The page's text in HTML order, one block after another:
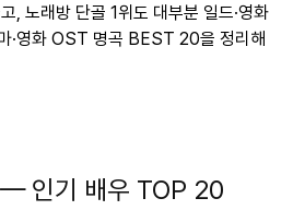
, 노래방 단골 1위도 대부분 일드·영화
·영화 OST 명곡 BEST 20을 정리해
인기 배우 TOP 20